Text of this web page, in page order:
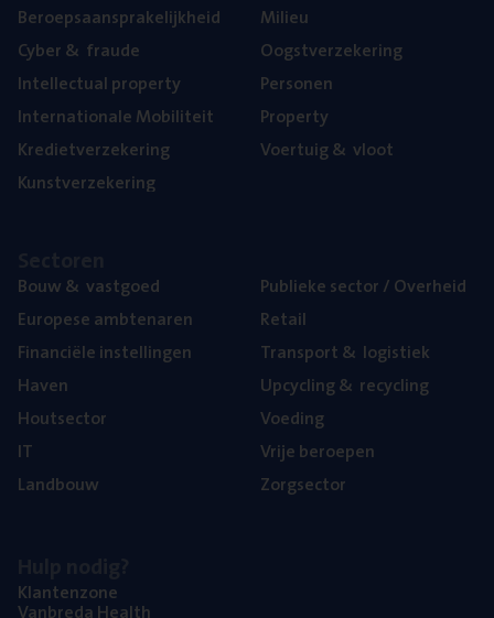
Beroeps­aan­spra­ke­lijk­heid
Cyber& fraude
Intel­lec­tu­al property
Inter­na­ti­o­na­le Mobiliteit
Kre­diet­ver­ze­ke­ring
Kunst­ver­ze­ke­ring
Mili­eu
Oogst­ver­ze­ke­ring
Per­so­nen
Pro­per­ty
Voer­tuig& vloot
Bouw& vastgoed
Euro­pe­se ambtenaren
Finan­ci­ë­le instellingen
Haven
Hout­sec­tor
IT
Land­bouw
Publie­ke sec­tor / Overheid
Retail
Trans­port& logistiek
Upcy­cling& recycling
Voe­ding
Vrije beroe­pen
Zorg­sec­tor
Klan­ten­zo­ne
Van­b­re­da Health